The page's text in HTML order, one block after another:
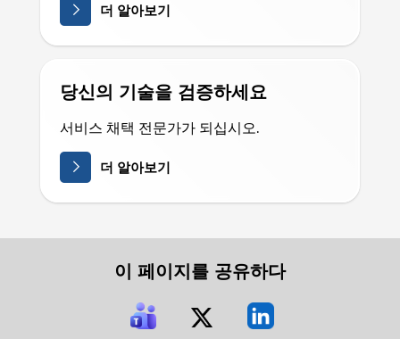
더 알아보기
당신의 기술을 검증하세요
서비스 채택 전문가가 되십시오.
더 알아보기
이 페이지를 공유하다